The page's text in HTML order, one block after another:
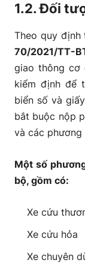
1.2. Đối
Theo quy định
70/2021/TT-
giao thông cơ
kiểm định để
biển số và
bắt buộc nộp
và các
Một số
bộ, gồm có:
Xe cứu
Xe cứu hỏa
Xe chuyên